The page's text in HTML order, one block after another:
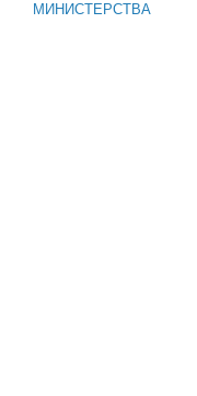
МИНИСТЕРСТВА